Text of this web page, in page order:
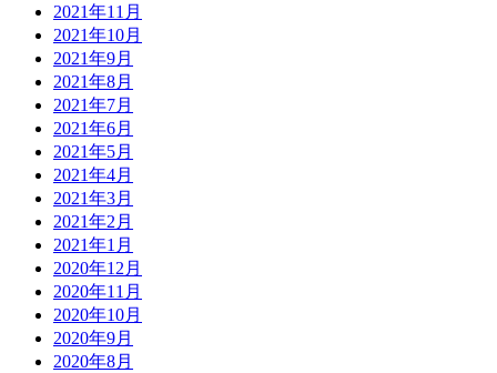
2021年11月
2021年10月
2021年9月
2021年8月
2021年7月
2021年6月
2021年5月
2021年4月
2021年3月
2021年2月
2021年1月
2020年12月
2020年11月
2020年10月
2020年9月
2020年8月